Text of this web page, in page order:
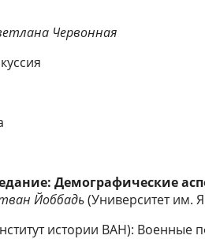
Червонная
Демографические
Йоббадь(Университет им.
истории ВАН): Военные